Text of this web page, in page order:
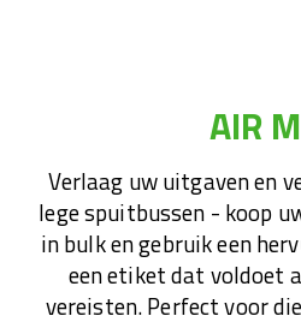
AIR
Verlaag uw uitgaven en
lege spuitbussen - koop
in bulk en gebruik een
een etiket dat voldoet
vereisten. Perfect voor